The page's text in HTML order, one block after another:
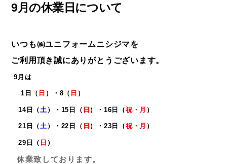
9月の休業日について
いつも㈱ユニフォームニシジマを
ご利用頂き誠にありがとうございます。
9月は
1 日（ 日 ）・8 （ 日 ）
14日（ 土 ）・15日（ 日 ）・ 16 日（祝・月 ）
21 日（土 ）・22日（ 日 ）・23日（祝・月 ）
29日（ 日 ）
休業致しております。